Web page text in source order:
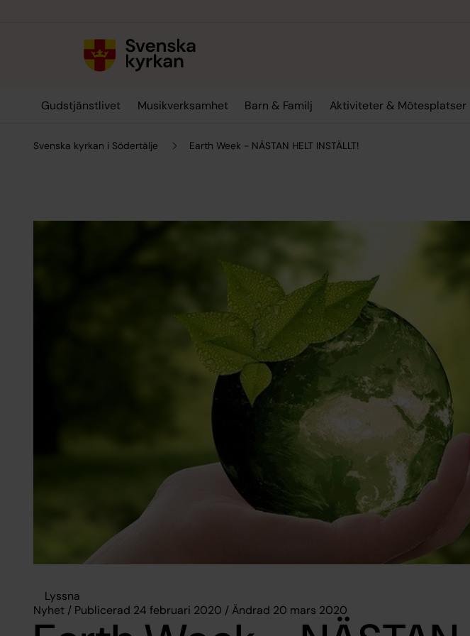
Gudstjänstlivet Musikverksamhet Barn & Familj Aktiviteter & Mötesplatser
Svenska kyrkan i Södertälje Earth Week - NÄSTAN HELT INSTÄLLT!
Lyssna
Nyhet / Publicerad 24 februari 2020 / Ändrad 20 mars 2020